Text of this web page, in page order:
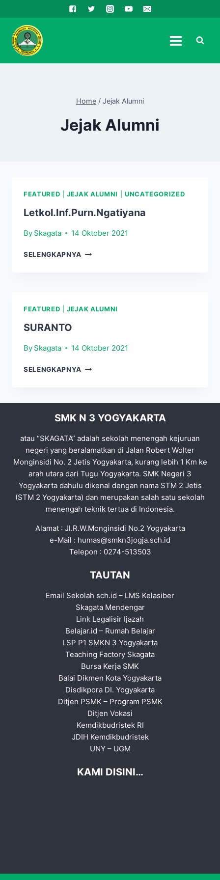
to
content
Home / Jejak Alumni
Jejak Alumni
FEATURED |JEJAK ALUMNI UNCATEGORIZED
Letkol.Inf.Purn.Ngatiyana
By Skagata 14 Oktober 2021
SELENGKAPNYA LETKOL.INF.PURN.NGATIYANA
FEATURED |JEJAK ALUMNI
SURANTO
By Skagata 14 Oktober 2021
SELENGKAPNYA SURANTO
SMK N 3 YOGYAKARTA
atau “SKAGATA” adalah sekolah menengah kejuruan
negeri yang beralamatkan di Jalan Robert Wolter
Monginsidi No. 2 Jetis Yogyakarta, kurang lebih 1 Km ke
arah utara dari Tugu Yogyakarta. SMK Negeri 3
Yogyakarta dahulu dikenal dengan nama STM 2 Jetis
(STM 2 Yogyakarta) dan merupakan salah satu sekolah
menengah teknik tertua di Indonesia.
Alamat : Jl.R.W.Monginsidi No.2 Yogyakarta
e-Mail : humas@smkn3jogja.sch.id
Telepon : 0274-513503
TAUTAN
Email Sekolah sch.id – LMS Kelasiber
Skagata Mendengar
Link Legalisir Ijazah
Belajar.id – Rumah Belajar
LSP P1 SMKN 3 Yogyakarta
Teaching Factory Skagata
Bursa Kerja SMK
Balai Dikmen Kota Yogyakarta
Disdikpora DI. Yogyakarta
Ditjen PSMK – Program PSMK
Ditjen Vokasi
Kemdikbudristek RI
JDIH Kemdikbudristek
UNY– UGM
KAMI DISINI…